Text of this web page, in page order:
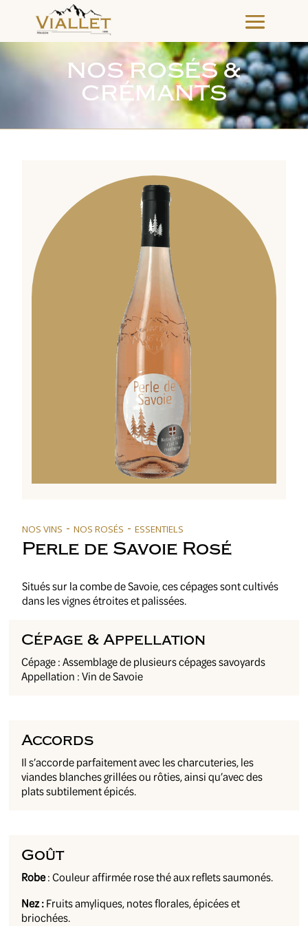
NOS ROSÉS &
CRÉMANTS
Perle de Savoie Rosé
NOS VINS -NOS ROSÉS -ESSENTIELS
Situés sur la combe de Savoie, ces cépages sont cultivés
dans les vignes étroites et palissées.
Cépage & Appellation
Cépage : Assemblage de plusieurs cépages savoyards
Appellation : Vin de Savoie
Accords
Il s’accorde parfaitement avec les charcuteries, les
viandes blanches grillées ou rôties, ainsi qu’avec des
plats subtilement épicés.
Goût
Robe: Couleur affirmée rose thé aux reflets saumonés.
Nez :Fruits amyliques, notes florales, épicées et
briochées.